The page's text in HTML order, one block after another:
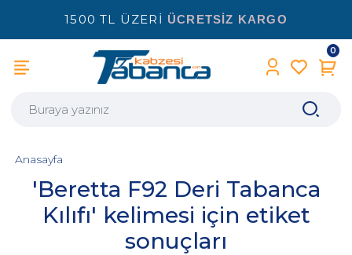
1500 TL ÜZERİ ÜCRETSİZ KARGO
0
'Beretta F92 Deri Tabanca
Kılıfı' kelimesi için etiket
sonuçları
Anasayfa